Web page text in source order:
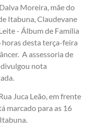
horas desta terça-feira
A assessoria de
nota
Juca Leão, em frente
marcado para as 16